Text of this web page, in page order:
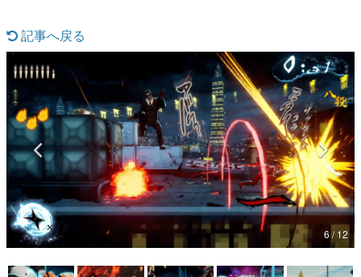
なんでゲームは面白い？
ゲーム開発者・hamatsu氏がゲームの魅力を画面や操作の
具体的な形から解き明かしていく、硬派で骨太な評論連載
ゲームが変えた日本語
「経験値」「裏技」「ラスボス」… ゲームにまつわる言葉
の起源や用法の変遷を、コンピューター文化史研究家・タ
イニーP氏が徹底調査。
カテゴリ
特集記事
マンガ
記事へ戻る
6 / 12